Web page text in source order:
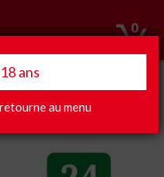
ans
au menu
0